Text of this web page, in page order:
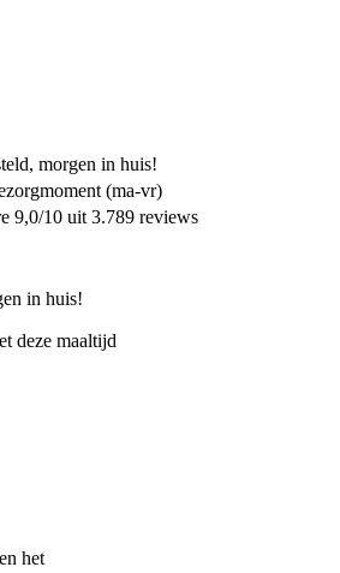
morgen in huis!
(ma-vr)
9,0/10 uit 3.789 reviews
in huis!
deze maaltijd
het